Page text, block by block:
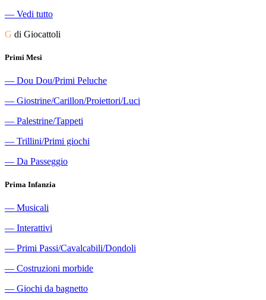
― Vedi tutto
G di Giocattoli
Primi Mesi
― Dou Dou/Primi Peluche
― Giostrine/Carillon/Proiettori/Luci
― Palestrine/Tappeti
― Trillini/Primi giochi
― Da Passeggio
Prima Infanzia
― Musicali
― Interattivi
― Primi Passi/Cavalcabili/Dondoli
― Costruzioni morbide
― Giochi da bagnetto